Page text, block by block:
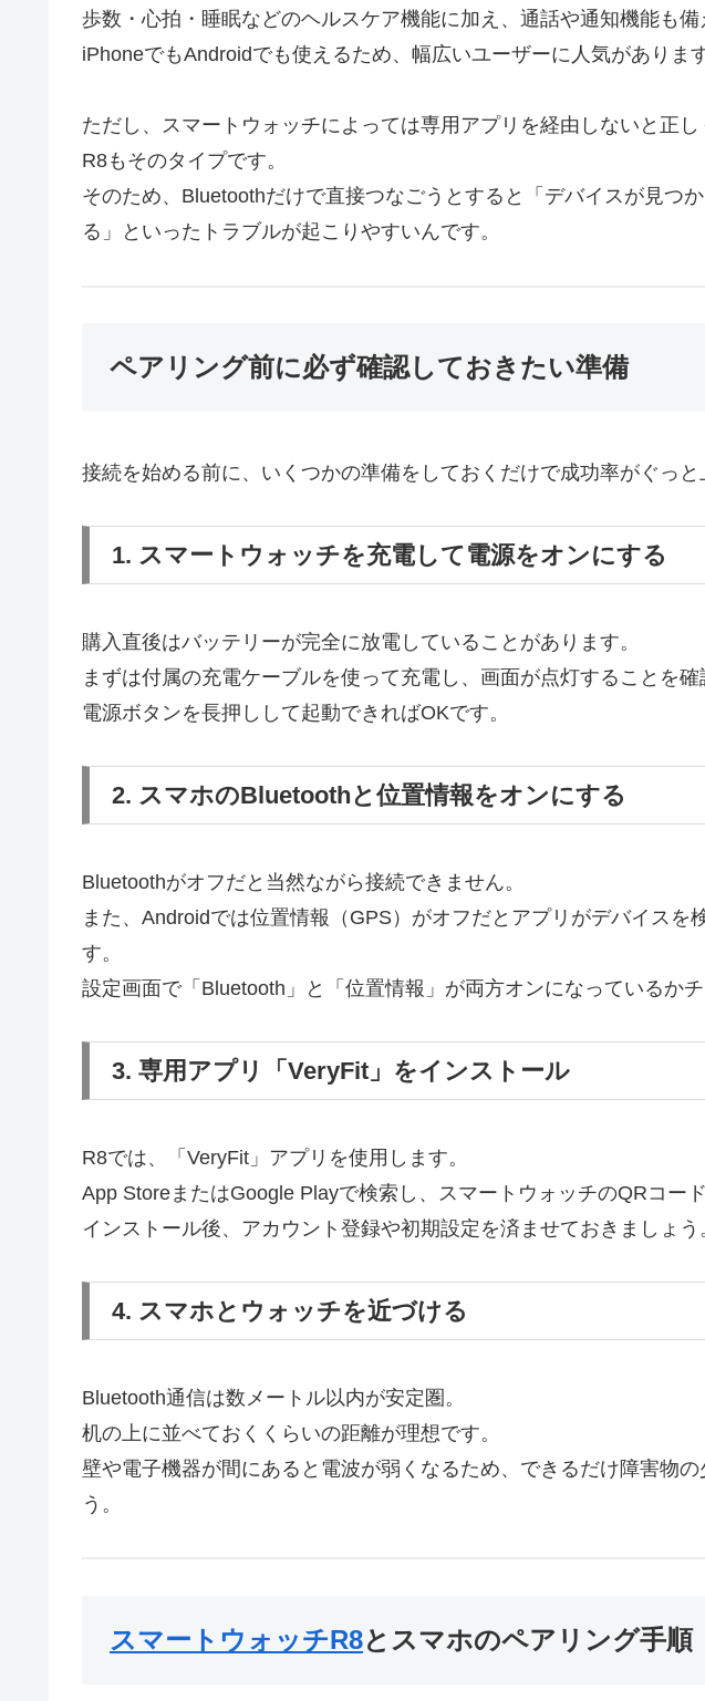
歩数・心拍・睡眠などのヘルスケア機能に加え、通話や通知機能も備
iPhoneでもAndroidでも使えるため、幅広いユーザーに人気があります
ただし、スマートウォッチによっては専用アプリを経由しないと正し
R8もそのタイプです。
そのため、Bluetoothだけで直接つなごうとすると「デバイスが見つ
る」といったトラブルが起こりやすいんです。
ペアリング前に必ず確認しておきたい準備
接続を始める前に、いくつかの準備をしておくだけで成功率がぐっと
1. スマートウォッチを充電して電源をオンにする
購入直後はバッテリーが完全に放電していることがあります。
まずは付属の充電ケーブルを使って充電し、画面が点灯することを確
電源ボタンを長押しして起動できればOKです。
2. スマホのBluetoothと位置情報をオンにする
Bluetoothがオフだと当然ながら接続できません。
また、Androidでは位置情報（GPS）がオフだとアプリがデバイスを
す。
設定画面で「Bluetooth」と「位置情報」が両方オンになっているかチ
3. 専用アプリ「VeryFit」をインストール
R8では、「VeryFit」アプリを使用します。
App StoreまたはGoogle Playで検索し、スマートウォッチのQRコー
インストール後、アカウント登録や初期設定を済ませておきましょう
4. スマホとウォッチを近づける
Bluetooth通信は数メートル以内が安定圏。
机の上に並べておくくらいの距離が理想です。
壁や電子機器が間にあると電波が弱くなるため、できるだけ障害物の
う。
スマートウォッチR8とスマホのペアリング手順